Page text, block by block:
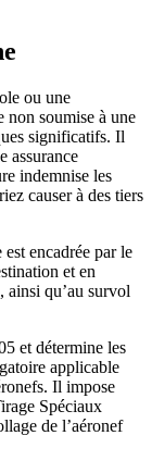
ou une
non soumise à une
significatifs. Il
assurance
indemnise les
causer à des tiers
encadrée par le
et en
ainsi qu’au survol
et détermine les
applicable
Il impose
Spéciaux
de l’aéronef